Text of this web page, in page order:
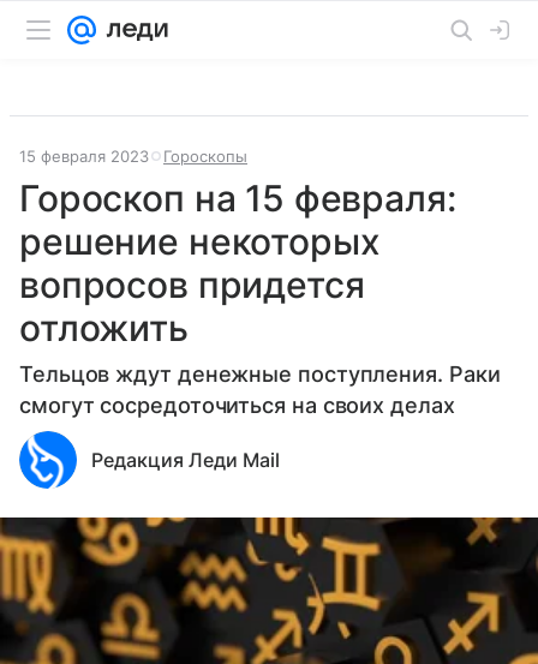
15 февраля 2023 Гороскопы
Гороскоп на 15 февраля:
решение некоторых
вопросов придется
отложить
Тельцов ждут денежные поступления. Раки
смогут сосредоточиться на своих делах
Редакция Леди Mail